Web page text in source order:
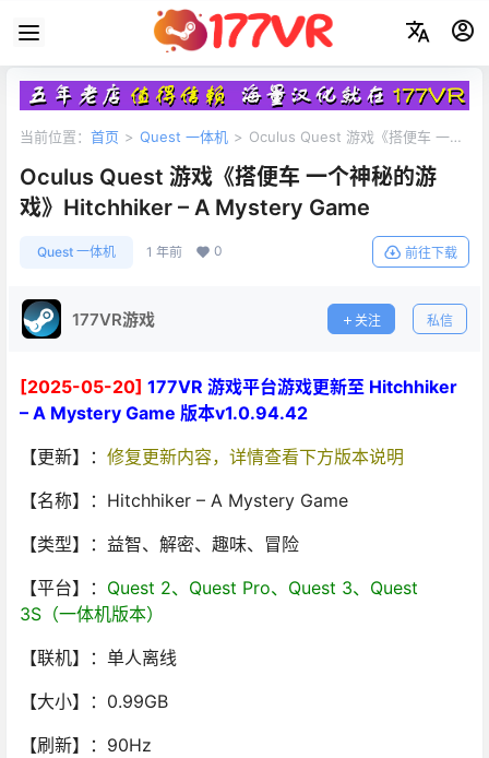
当前位置： 首页 > Quest 一体机 > Oculus Quest 游戏《搭便车 一个
Oculus Quest 游戏《搭便车 一个神秘的游
戏》Hitchhiker – A Mystery Game
Quest 一体机 1 年前 0 前往下载
177VR游戏 关注 私信
[2025-05-20] 177VR 游戏平台游戏更新至 Hitchhiker
– A Mystery Game 版本v1.0.94.42
【更新】： 修复更新内容，详情查看下方版本说明
【名称】：Hitchhiker – A Mystery Game
【类型】：益智、解密、趣味、冒险
【平台】： Quest 2、Quest Pro、Quest 3、Quest
3S（一体机版本）
【联机】：单人离线
【大小】：0.99GB
【刷新】：90Hz